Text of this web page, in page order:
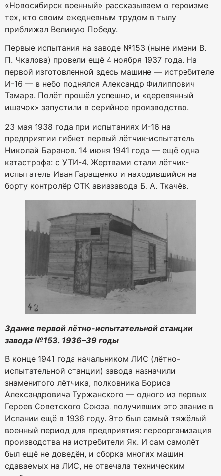
«Новосибирск военный» рассказываем о героизме
тех, кто своим ежедневным трудом в тылу
приближал Великую Победу.
Первые испытания на заводе №153 (ныне имени В.
П. Чкалова) провели ещё 4 ноября 1937 года. На
первой изготовленной здесь машине — истребителе
И-16 — в небо поднялся Александр Филиппович
Тамара. Полёт прошёл успешно, и «деревянный
ишачок» запустили в серийное производство.
23 мая 1938 года при испытаниях И-16 на
предприятии гибнет первый лётчик-испытатель
Николай Баранов. 14 июня 1941 года — ещё одна
катастрофа: с УТИ-4. Жертвами стали лётчик-
испытатель Иван Гаращенко и находившийся на
борту контролёр ОТК авиазавода Б. А. Ткачёв.
Здание первой лётно-испытательной станции
завода №153. 1936–39 годы
В конце 1941 года начальником ЛИС (лётно-
испытательной станции) завода назначили
знаменитого лётчика, полковника Бориса
Александровича Туржанского — одного из первых
Героев Советского Союза, получивших это звание в
Испании ещё в 1936 году. Это был самый тяжёлый
военный период для предприятия: переорганизация
производства на истребители Як. И сам самолёт
был ещё не доведён, и сборка многих машин,
сдаваемых на ЛИС, не отвечала техническим